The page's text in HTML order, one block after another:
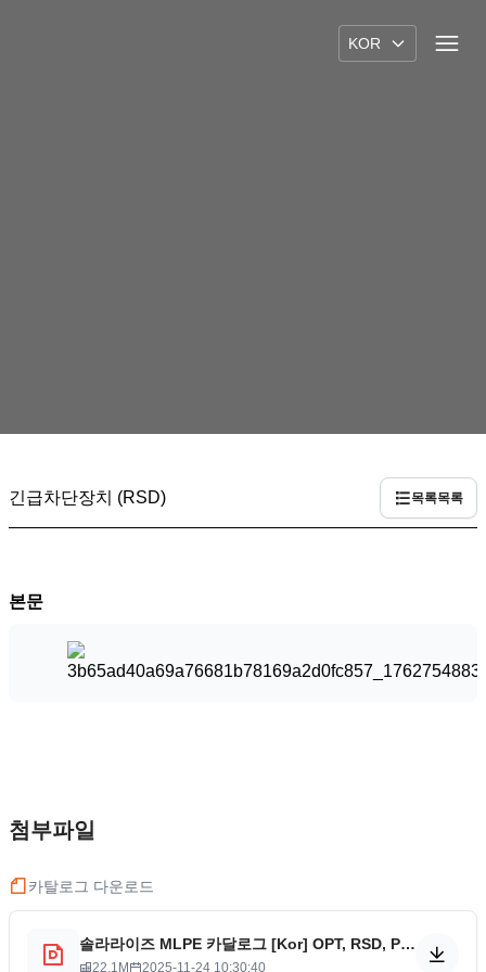
긴급차단장치 (RSD) 목록목록
본문
첨부파일
카탈로그 다운로드
솔라라이즈 MLPE 카달로그 [Kor] OPT, RSD, PLC.pdf
22.1M 2025-11-24 10:30:40